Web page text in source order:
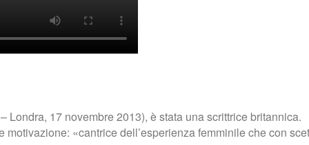
17 novembre 2013), è stata una scrittrice britannica.
«cantrice dell’esperienza femminile che con